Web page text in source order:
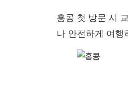
홍콩 첫 방문 시
나 안전하게 여행